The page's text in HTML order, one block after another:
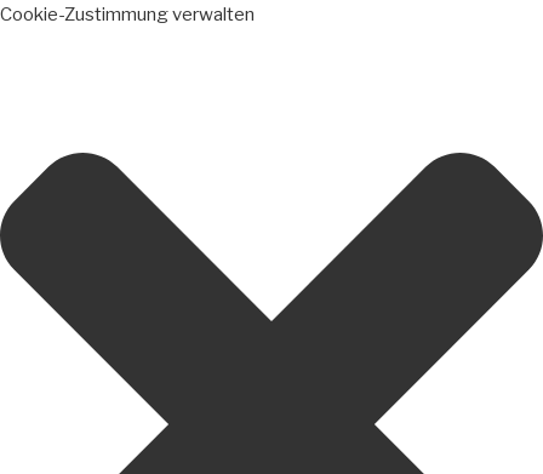
Cookie-Zustimmung verwalten